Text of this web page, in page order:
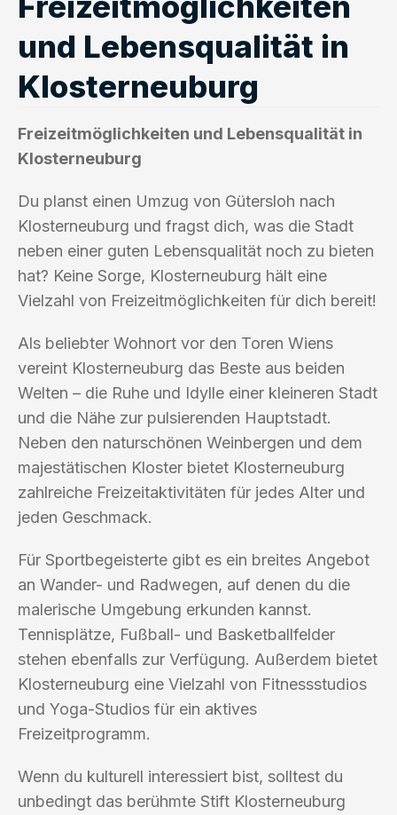
und Lebensqualität in
Klosterneuburg
Freizeitmöglichkeiten und Lebensqualität in
Klosterneuburg
Du planst einen Umzug von Gütersloh nach
Klosterneuburg und fragst dich, was die Stadt
neben einer guten Lebensqualität noch zu bieten
hat? Keine Sorge, Klosterneuburg hält eine
Vielzahl von Freizeitmöglichkeiten für dich bereit!
Als beliebter Wohnort vor den Toren Wiens
vereint Klosterneuburg das Beste aus beiden
Welten – die Ruhe und Idylle einer kleineren Stadt
und die Nähe zur pulsierenden Hauptstadt.
Neben den naturschönen Weinbergen und dem
majestätischen Kloster bietet Klosterneuburg
zahlreiche Freizeitaktivitäten für jedes Alter und
jeden Geschmack.
Für Sportbegeisterte gibt es ein breites Angebot
an Wander- und Radwegen, auf denen du die
malerische Umgebung erkunden kannst.
Tennisplätze, Fußball- und Basketballfelder
stehen ebenfalls zur Verfügung. Außerdem bietet
Klosterneuburg eine Vielzahl von Fitnessstudios
und Yoga-Studios für ein aktives
Freizeitprogramm.
Wenn du kulturell interessiert bist, solltest du
unbedingt das berühmte Stift Klosterneuburg